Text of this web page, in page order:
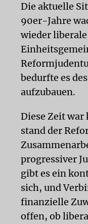
Die aktuelle
90er-Jahre
wieder
bedurfte es
aufzubauen.
Diese Zeit
stand der
progressiver
gibt es ein
sich, und
finanzielle
offen, ob